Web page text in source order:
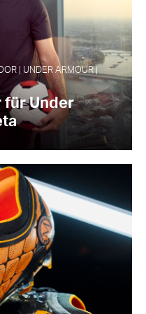
| UNDER ARMOUR |
für Under